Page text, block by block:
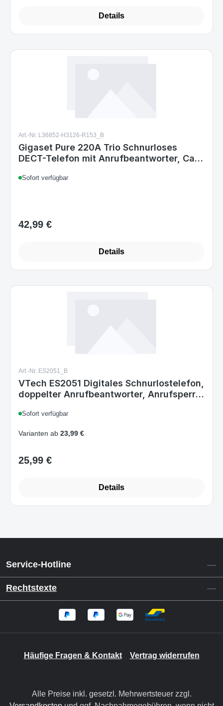
Details
Art.-Nr. L36852-H3126-R153_B
Gigaset Pure 220A Trio Schnurloses
DECT-Telefon mit Anrufbeantworter, Call-
Kontakte, Anthrazit/Schwarz
Sofort verfügbar
Regulärer Preis:
42,99 €
Details
Art.-Nr. ES2051_B
VTech ES2051 Digitales Schnurlostelefon,
doppelter Anrufbeantworter, Anrufsperre,
Sofort verfügbar
Varianten ab 23,99 €
Regulärer Preis:
25,99 €
Details
Service-Hotline
Rechtstexte
Häufige Fragen & Kontakt Vertrag widerrufen
Alle Preise inkl. gesetzl. Mehrwertsteuer zzgl.